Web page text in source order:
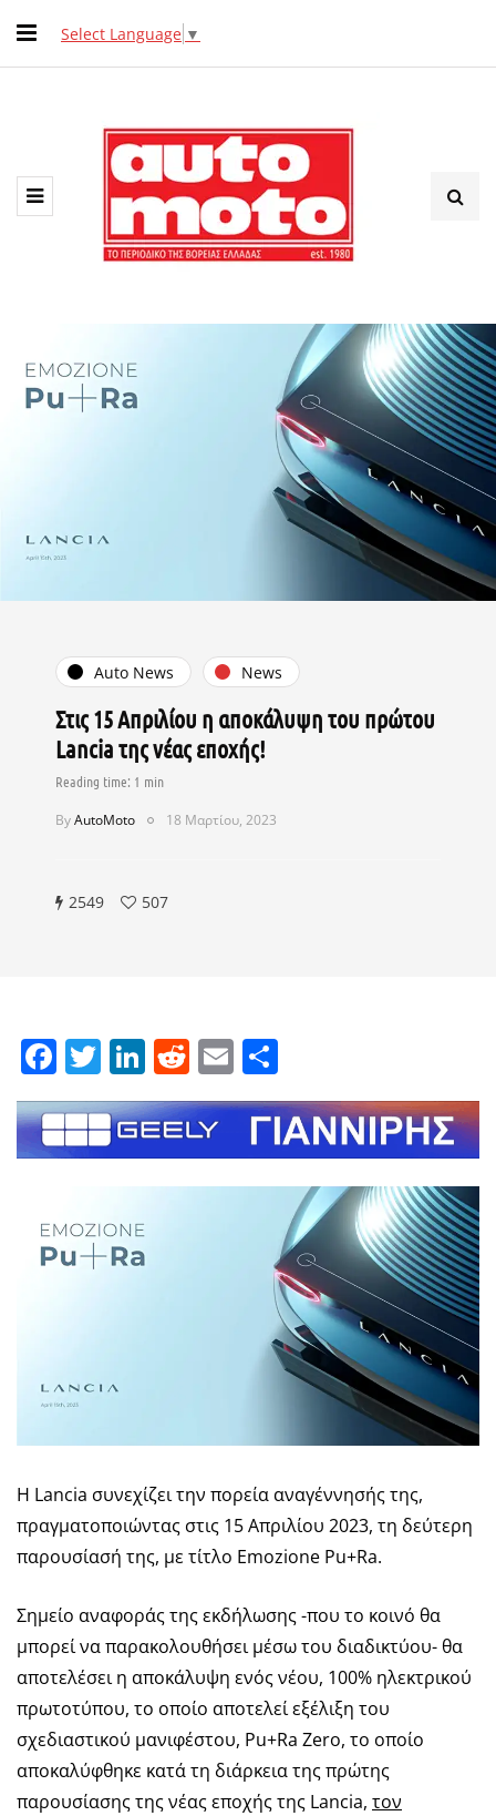
Select Language ▼
Auto News News
Στις 15 Απριλίου η αποκάλυψη του πρώτου
Lancia της νέας εποχής!
ByAutoMoto 18 Μαρτίου, 2023
2549 507
Facebook
Twitter
LinkedIn
Reddit
Email
Η Lancia συνεχίζει την πορεία αναγέννησής της,
πραγματοποιώντας στις 15 Απριλίου 2023, τη δεύτερη
παρουσίασή της, με τίτλο Emozione Pu+Ra.
Σημείο αναφοράς της εκδήλωσης -που το κοινό θα
μπορεί να παρακολουθήσει μέσω του διαδικτύου- θα
αποτελέσει η αποκάλυψη ενός νέου, 100% ηλεκτρικού
πρωτοτύπου, το οποίο αποτελεί εξέλιξη του
σχεδιαστικού μανιφέστου, Pu+Ra Zero, το οποίο
αποκαλύφθηκε κατά τη διάρκεια της πρώτης
παρουσίασης της νέας εποχής της Lancia, τον